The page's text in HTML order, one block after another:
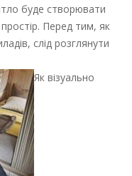
буде створювати
Перед тим, як
слід розглянути
Як візуально